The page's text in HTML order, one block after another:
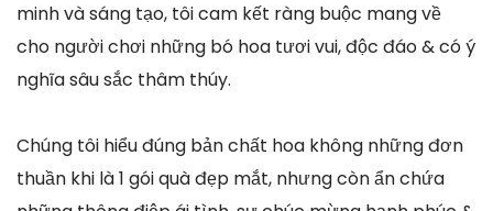
minh và sáng tạo, tôi cam kết ràng buộc mang về
cho người chơi những bó hoa tươi vui, độc đáo & có ý
nghĩa sâu sắc thâm thúy.
Chúng tôi hiểu đúng bản chất hoa không những đơn
thuần khi là 1 gói quà đẹp mắt, nhưng còn ẩn chứa